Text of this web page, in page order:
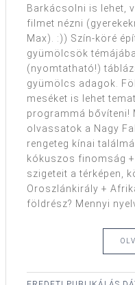
Barkácsolni is lehet,
filmet nézni
Max). :)) Szín-köré
gyümölcsök
(nyomtatható!)
gyümölcs adagok.
meséket is lehet
programmá bővíteni!
olvassatok a Nagy
rengeteg kínai
kókuszos finomság
szigeteit a térképen,
Oroszlánkirály +
földrész? Mennyi